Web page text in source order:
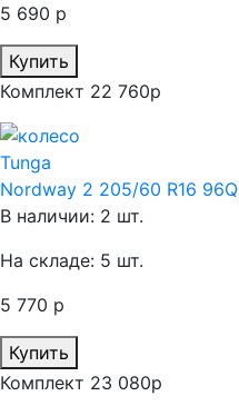
5 690 р
Купить
Комплект 22 760р
Tunga
Nordway 2 205/60 R16 96Q
В наличии: 2 шт.
На складе: 5 шт.
5 770 р
Купить
Комплект 23 080р